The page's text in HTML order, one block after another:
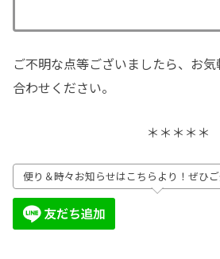
ご不明な点等ございましたら、お気
合わせください。
＊＊＊＊＊
便り＆時々お知らせはこちらより！ぜひ